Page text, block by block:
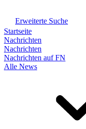
Erweiterte Suche
Startseite
Nachrichten
Nachrichten
Nachrichten auf FN
Alle News